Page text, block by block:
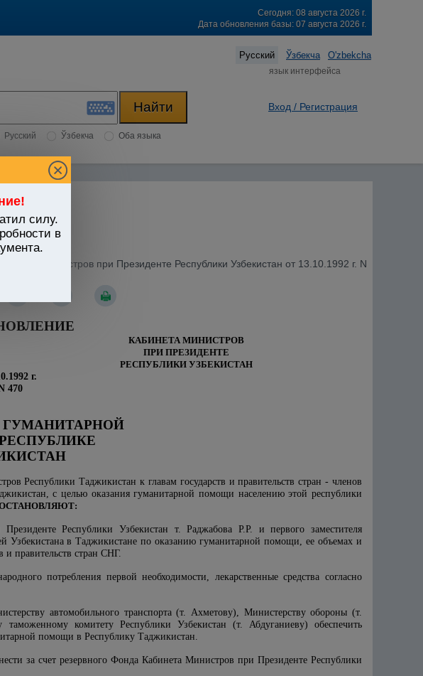
Сегодня: 08 августа 2026 г.
Дата обновления базы: 07 августа 2026 г.
Русский Ўзбекча O'zbekcha
язык интерфейса
Русский Ўзбекча Оба языка
Вход / Регистрация
силу.
в
/
Министров при Президенте Республики Узбекистан от 13.10.1992 г. N
КАБИНЕТА МИНИСТРОВ
ПРИ ПРЕЗИДЕНТЕ
РЕСПУБЛИКИ УЗБЕКИСТАН
г.
470
ГУМАНИТАРНОЙ
Республики Таджикистан к главам государств и правительств стран - членов
с целью оказания гуманитарной помощи населению этой республики
Республики Узбекистан т. Раджабова Р.Р. и первого заместителя
Узбекистана в Таджикистане по оказанию гуманитарной помощи, ее объемах и
и правительств стран СНГ.
потребления первой необходимости, лекарственные средства согласно
автомобильного транспорта (т. Ахметову), Министерству обороны (т.
комитету Республики Узбекистан (т. Абдуганиеву) обеспечить
помощи в Республику Таджикистан.
за счет резервного Фонда Кабинета Министров при Президенте Республики